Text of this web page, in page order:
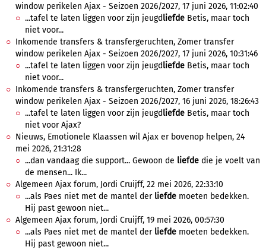
window perikelen Ajax - Seizoen 2026/2027, 17 juni 2026, 11:02:40
...tafel te laten liggen voor zijn jeugdliefde Betis, maar toch
niet voor...
Inkomende transfers & transfergeruchten, Zomer transfer
window perikelen Ajax - Seizoen 2026/2027, 17 juni 2026, 10:31:46
...tafel te laten liggen voor zijn jeugdliefde Betis, maar toch
niet voor...
Inkomende transfers & transfergeruchten, Zomer transfer
window perikelen Ajax - Seizoen 2026/2027, 16 juni 2026, 18:26:43
...tafel te laten liggen voor zijn jeugdliefde Betis, maar toch
niet voor Ajax?
Nieuws, Emotionele Klaassen wil Ajax er bovenop helpen, 24
mei 2026, 21:31:28
...dan vandaag die support... Gewoon de liefde die je voelt van
de mensen... Ik...
Algemeen Ajax forum, Jordi Cruijff, 22 mei 2026, 22:33:10
...als Paes niet met de mantel der liefde moeten bedekken.
Hij past gewoon niet...
Algemeen Ajax forum, Jordi Cruijff, 19 mei 2026, 00:57:30
...als Paes niet met de mantel der liefde moeten bedekken.
Hij past gewoon niet...